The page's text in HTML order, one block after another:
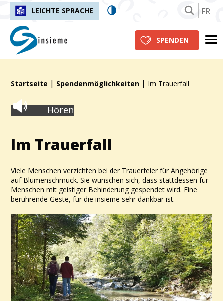
LEICHTE SPRACHE FR
insieme.ch
SPENDEN
Fil d'Ariane :
Startseite | Spendenmöglichkeiten | Im Trauerfall
Hören
Im Trauerfall
Viele Menschen verzichten bei der Trauerfeier für Angehörige
auf Blumenschmuck. Sie wünschen sich, dass stattdessen für
Menschen mit geistiger Behinderung gespendet wird. Eine
berührende Geste, für die insieme sehr dankbar ist.